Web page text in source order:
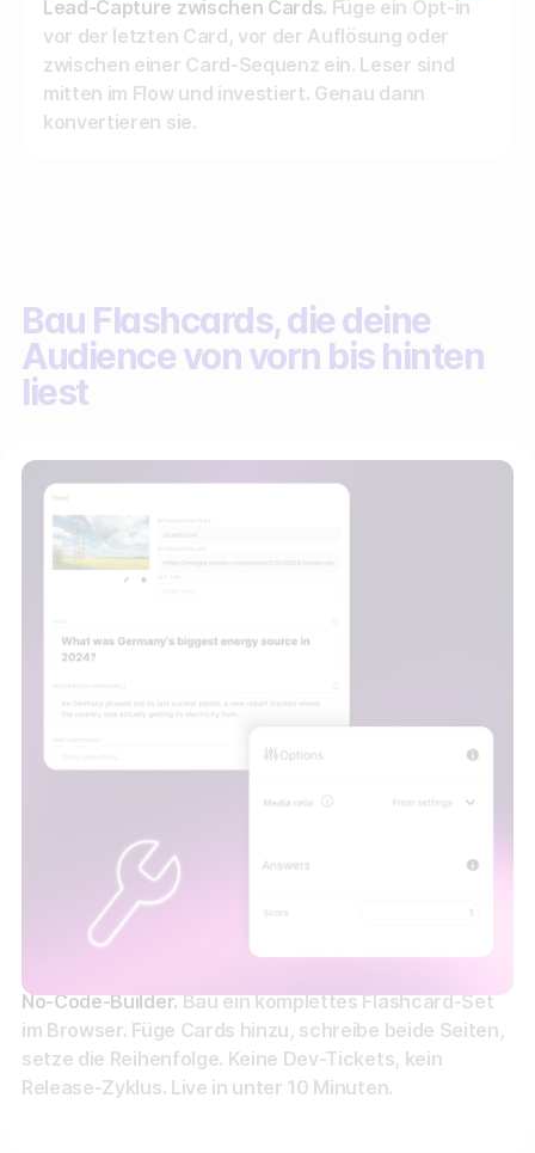
Lead-Capture zwischen Cards. Füge ein Opt-in
vor der letzten Card, vor der Auflösung oder
zwischen einer Card-Sequenz ein. Leser sind
mitten im Flow und investiert. Genau dann
konvertieren sie.
Bau Flashcards, die deine
Audience von vorn bis hinten
liest
No-Code-Builder.Bau ein komplettes Flashcard-Set
im Browser. Füge Cards hinzu, schreibe beide Seiten,
setze die Reihenfolge. Keine Dev-Tickets, kein
Release-Zyklus. Live in unter 10 Minuten.